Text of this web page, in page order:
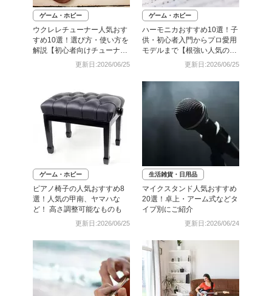
ゲーム・ホビー
ウクレレチューナー人気おす
すめ10選！選び方・使い方を
解説【初心者向けチューナー
更新日:2026/06/25
ゲーム・ホビー
ハーモニカおすすめ10選！子
供・初心者入門からプロ愛用
モデルまで【根強い人気の楽
更新日:2026/06/25
ゲーム・ホビー
ピアノ椅子の人気おすすめ8
選！人気の甲南、ヤマハな
ど！ 高さ調整可能なものも
更新日:2026/06/25
生活雑貨・日用品
マイクスタンド人気おすすめ
20選！卓上・アーム式などタ
イプ別にご紹介
更新日:2026/06/24